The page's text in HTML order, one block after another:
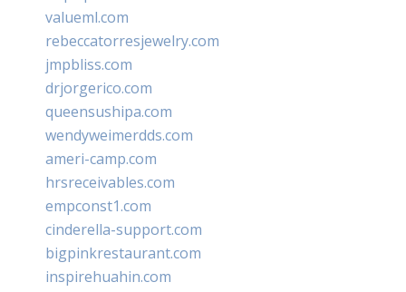
valueml.com
rebeccatorresjewelry.com
jmpbliss.com
drjorgerico.com
queensushipa.com
wendyweimerdds.com
ameri-camp.com
hrsreceivables.com
empconst1.com
cinderella-support.com
bigpinkrestaurant.com
inspirehuahin.com